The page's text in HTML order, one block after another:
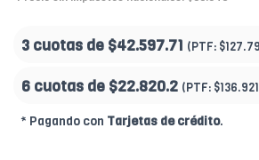
3 cuotas de $42.597.71 (PTF:
6 cuotas de $22.820.2 (PTF:
* Pagando con Tarjetas de crédito.